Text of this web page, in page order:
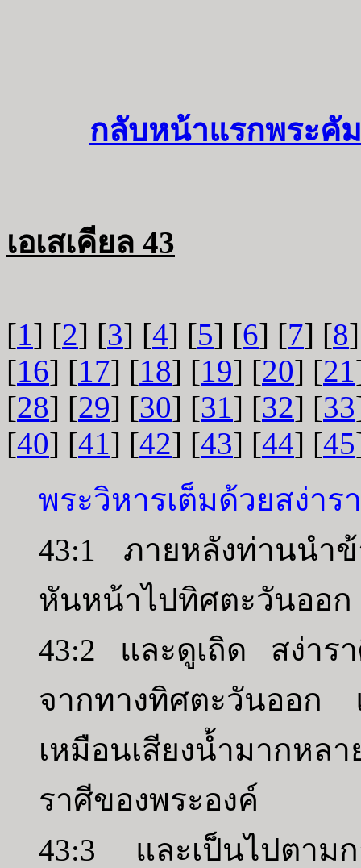
กลับหน้าแรกพระคั
เอเสเคียล 43
[1] [2] [3] [4] [5] [6] [7] [8
[16] [17] [18] [19] [20] [21
[28] [29] [30] [31] [32] [33
[40] [41] [42] [43] [44] [45
พระวิหารเต็มด้วยสง่าร
43:1 ภายหลังท่านนำ
หันหน้าไปทิศตะวันออก
43:2 และดูเถิด สง่ารา
จากทางทิศตะวันออก
เหมือนเสียงน้ำมากหล
ราศีของพระองค์
43:3 และเป็นไปตามก